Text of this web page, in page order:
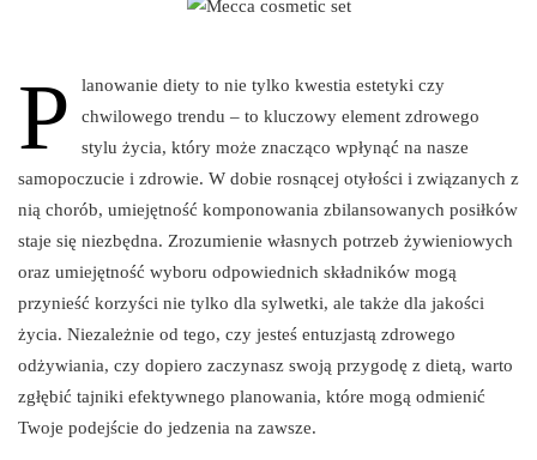
P
lanowanie diety to nie tylko kwestia estetyki czy
chwilowego trendu – to kluczowy element zdrowego
stylu życia, który może znacząco wpłynąć na nasze
samopoczucie i zdrowie. W dobie rosnącej otyłości i związanych z
nią chorób, umiejętność komponowania zbilansowanych posiłków
staje się niezbędna. Zrozumienie własnych potrzeb żywieniowych
oraz umiejętność wyboru odpowiednich składników mogą
przynieść korzyści nie tylko dla sylwetki, ale także dla jakości
życia. Niezależnie od tego, czy jesteś entuzjastą zdrowego
odżywiania, czy dopiero zaczynasz swoją przygodę z dietą, warto
zgłębić tajniki efektywnego planowania, które mogą odmienić
Twoje podejście do jedzenia na zawsze.